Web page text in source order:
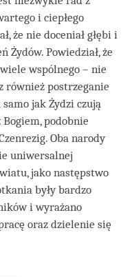
i ciepłego
że nie doceniał głębi i
Powiedział, że
wspólnego – nie
również postrzeganie
jak Żydzi czują
podobnie
Oba narody
uniwersalnej
jako następstwo
były bardzo
i wyrażano
oraz dzielenie się